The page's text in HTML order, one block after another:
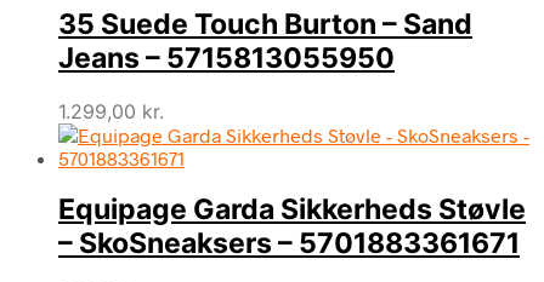
35 Suede Touch Burton – Sand
Jeans – 5715813055950
1.299,00 kr.
Equipage Garda Sikkerheds Støvle
– SkoSneaksers – 5701883361671